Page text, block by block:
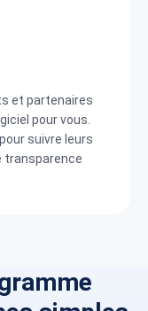
et partenaires
pour vous.
suivre leurs